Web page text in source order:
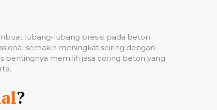
lubang-lubang presisi pada beton
semakin meningkat seiring dengan
pentingnya memilih jasa coring beton yang
?